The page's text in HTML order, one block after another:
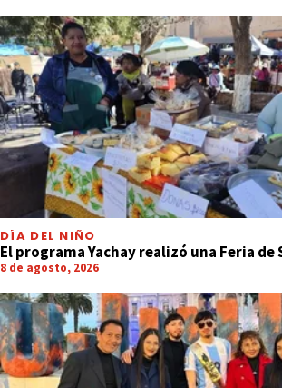
DÍA DEL NIÑO
El programa Yachay realizó una Feria de
8 de agosto, 2026